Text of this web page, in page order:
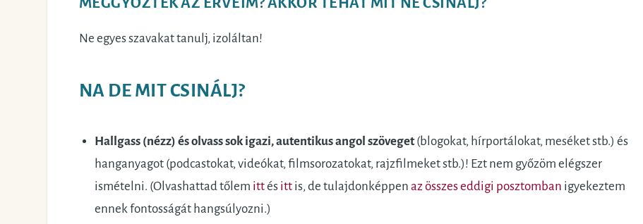
MEGGYŐZTEK AZ ÉRVEIM? AKKOR TEHÁT MIT NE CSINÁLJ?
Ne egyes szavakat tanulj, izoláltan!
NA DE MIT CSINÁLJ?
Hallgass (nézz) és olvass sok igazi, autentikus angol szöveget(blogokat, hírportálokat, meséket stb.) és
hanganyagot (podcastokat, videókat, filmsorozatokat, rajzfilmeket stb.)! Ezt nem győzöm elégszer
ismételni. (Olvashattad tőlem ittés ittis, de tulajdonképpen az összes eddigi posztomban igyekeztem
ennek fontosságát hangsúlyozni.)